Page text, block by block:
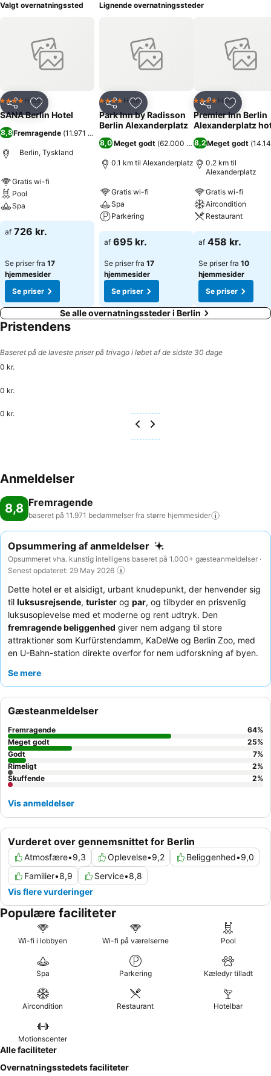
Valgt overnatningssted
Del Føj til favoritter
4 StjernerHotel
SANA Berlin Hotel
8,8Fremragende (11.971 bedømmelser
Berlin, Tyskland
Gratis wi-fi
Pool
Spa
af 726 kr.
Se priser fra 17
hjemmesider
Se priser
Lignende overnatningssteder
Del Føj til favoritter
4 StjernerHotel
Park Inn by Radisson
Berlin Alexanderplatz
8,0 Meget godt (62.000 bedømmelser )
0.1 km til Alexanderplatz
Gratis wi-fi
Spa
Parkering
af 695 kr.
Se priser fra 17
hjemmesider
Se priser
Del Føj til
4 StjernerHotel
Premier Inn Berlin
Alexanderplatz
8,2Meget godt (
0.2 km til
Alexanderplatz
Gratis wi-fi
Aircondition
Restaurant
af 458 kr.
Se priser fra 10
hjemmesider
Se priser
Se alle overnatningssteder i Berlin
Pristendens
Baseret på de laveste priser på trivago i løbet af de sidste 30 dage
0 kr.
0 kr.
0 kr.
Anmeldelser
8,8 Fremragende
baseret på 11.971 bedømmelser fra større hjemmesider
Opsummering af anmeldelser
Opsummeret vha. kunstig intelligens baseret på 1.000+ gæsteanmeldelser ·
Senest opdateret: 29 May 2026
Dette hotel er et alsidigt, urbant knudepunkt, der henvender sig
til luksusrejsende, turister og par, og tilbyder en prisvenlig
luksusoplevelse med et moderne og rent udtryk. Den
fremragende beliggenhed giver nem adgang til store
attraktioner som Kurfürstendamm, KaDeWe og Berlin Zoo, med
en U-Bahn-station direkte overfor for nem udforskning af byen.
swimmingpool og sauna, tilbyder en forfriskende pause.
omfattende og varierede udvalg. For et mere roligt ophold
anbefales gæster at vælge et værelse mod haven.
Se mere
Vurderet over gennemsnittet for Berlin
Atmosfære•9,3 Oplevelse•9,2 Beliggenhed•9,0
Familier•8,9 Service•8,8
Vis flere vurderinger
Gæsteanmeldelser
Fremragende 64%
Meget godt
25%
Godt
7%
Rimeligt
2%
Skuffende
2%
Vis anmeldelser
Populære faciliteter
Wi-fi i lobbyen Wi-fi på værelserne Pool
Spa Parkering Kæledyr tilladt
Aircondition Restaurant Hotelbar
Motionscenter
Alle faciliteter
Overnatningsstedets faciliteter